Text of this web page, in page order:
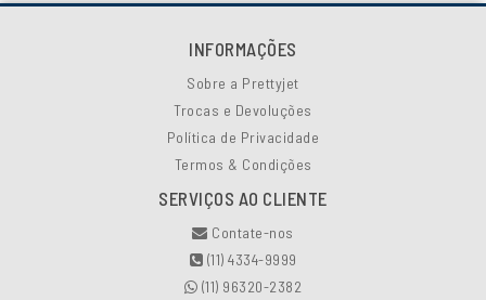
INFORMAÇÕES
Sobre a Prettyjet
Trocas e Devoluções
Política de Privacidade
Termos & Condições
SERVIÇOS AO CLIENTE
Contate-nos
(11) 4334-9999
(11) 96320-2382